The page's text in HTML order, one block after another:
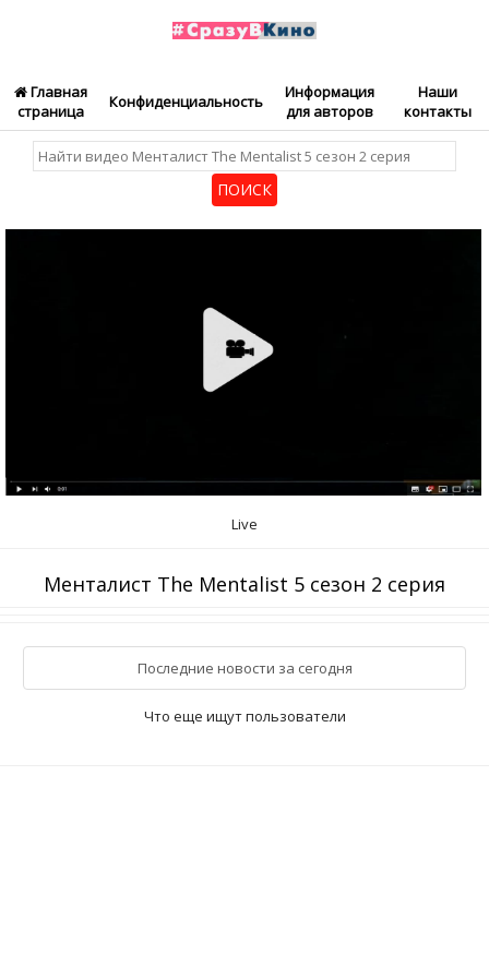
Главная
страница
Конфиденциальность
Информация
для авторов
Наши
контакты
Live
Менталист The Mentalist 5 сезон 2 серия
Последние новости за сегодня
Что еще ищут пользователи